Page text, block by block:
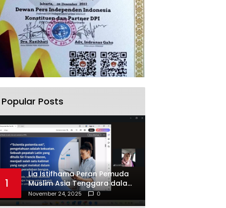
Popular Posts
1
Lia Istifhama Peran Pemuda
Muslim Asia Tenggara dalam
Inovasi dan Kolaborasi
Internasional
November 24, 2025 0